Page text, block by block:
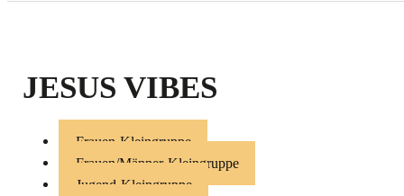
JESUS VIBES
Frauen-Kleingruppe
Frauen/Männer-Kleingruppe
Jugend-Kleingruppe